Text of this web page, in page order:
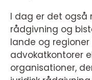
I dag er det også
rådgivning og
lande og
advokatkontorer
organisationer,